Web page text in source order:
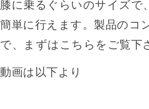
膝に乗るぐらいのサイズで
簡単に行えます。製品のコ
で、まずはこちらをご覧下
動画は以下より